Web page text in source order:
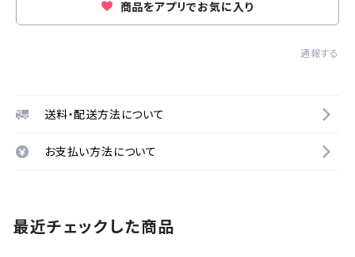
商品をアプリでお気に入り
通報する
送料・配送方法について
お支払い方法について
最近チェックした商品